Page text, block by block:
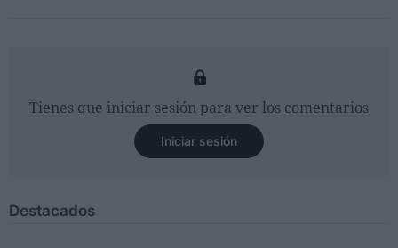
Tienes que iniciar sesión para ver los comentarios
Iniciar sesión
Destacados